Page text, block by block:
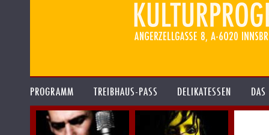
PROGRAMM TREIBHAUS-PASS DELIKATESSEN